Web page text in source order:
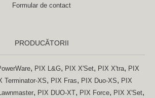
Formular de contact
PRODUCĂTORII
, PIX L&G, PIX X'Set, PIX X'tra, PIX
Terminator-XS, PIX Fras, PIX Duo-XS, PIX
, PIX DUO-XT, PIX Force, PIX X'Set,